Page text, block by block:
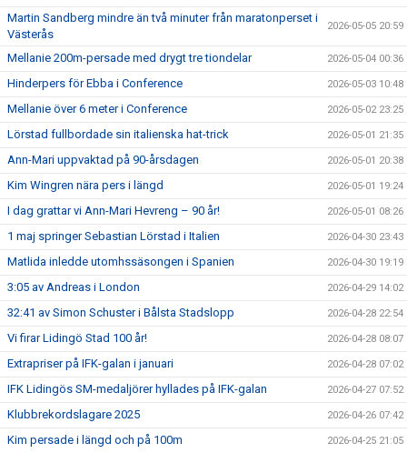
Martin Sandberg mindre än två minuter från maratonperset i
Västerås
2026-05-05 20:59
Mellanie 200m-persade med drygt tre tiondelar 2026-05-04 00:36
Hinderpers för Ebba i Conference 2026-05-03 10:48
Mellanie över 6 meter i Conference 2026-05-02 23:25
Lörstad fullbordade sin italienska hat-trick 2026-05-01 21:35
Ann-Mari uppvaktad på 90-årsdagen 2026-05-01 20:38
Kim Wingren nära pers i längd 2026-05-01 19:24
I dag grattar vi Ann-Mari Hevreng – 90 år! 2026-05-01 08:26
1 maj springer Sebastian Lörstad i Italien 2026-04-30 23:43
Matlida inledde utomhssäsongen i Spanien 2026-04-30 19:19
3:05 av Andreas i London 2026-04-29 14:02
32:41 av Simon Schuster i Bålsta Stadslopp 2026-04-28 22:54
Vi firar Lidingö Stad 100 år! 2026-04-28 08:07
Extrapriser på IFK-galan i januari 2026-04-28 07:02
IFK Lidingös SM-medaljörer hyllades på IFK-galan 2026-04-27 07:52
Klubbrekordslagare 2025 2026-04-26 07:42
Kim persade i längd och på 100m 2026-04-25 21:05